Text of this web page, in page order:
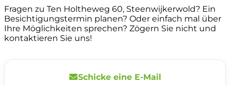
Fragen zu Ten Holtheweg 60, Steenwijkerwold? Ein
Besichtigungstermin planen? Oder einfach mal über
Ihre Möglichkeiten sprechen? Zögern Sie nicht und
kontaktieren Sie uns!
Schicke eine E-Mail